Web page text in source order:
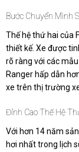
Bước Chuyển Mình
Thế hệ thứ hai của
thiết kế. Xe được
rõ ràng với các
Ranger hấp dẫn
xe trên thị trường
Đỉnh Cao Thế Hệ
Với hơn 14 năm
hơi nhất trong lịch